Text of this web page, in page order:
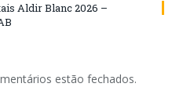
Aldir Blanc 2026 –
estão fechados.